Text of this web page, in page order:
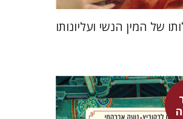
של המין הנשי ועליונותו
לבקוביץ נועה אברהמי